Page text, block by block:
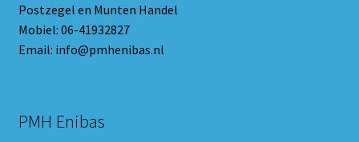
Postzegel en Munten Handel
Mobiel: 06-41932827
Email: info@pmhenibas.nl
PMH Enibas